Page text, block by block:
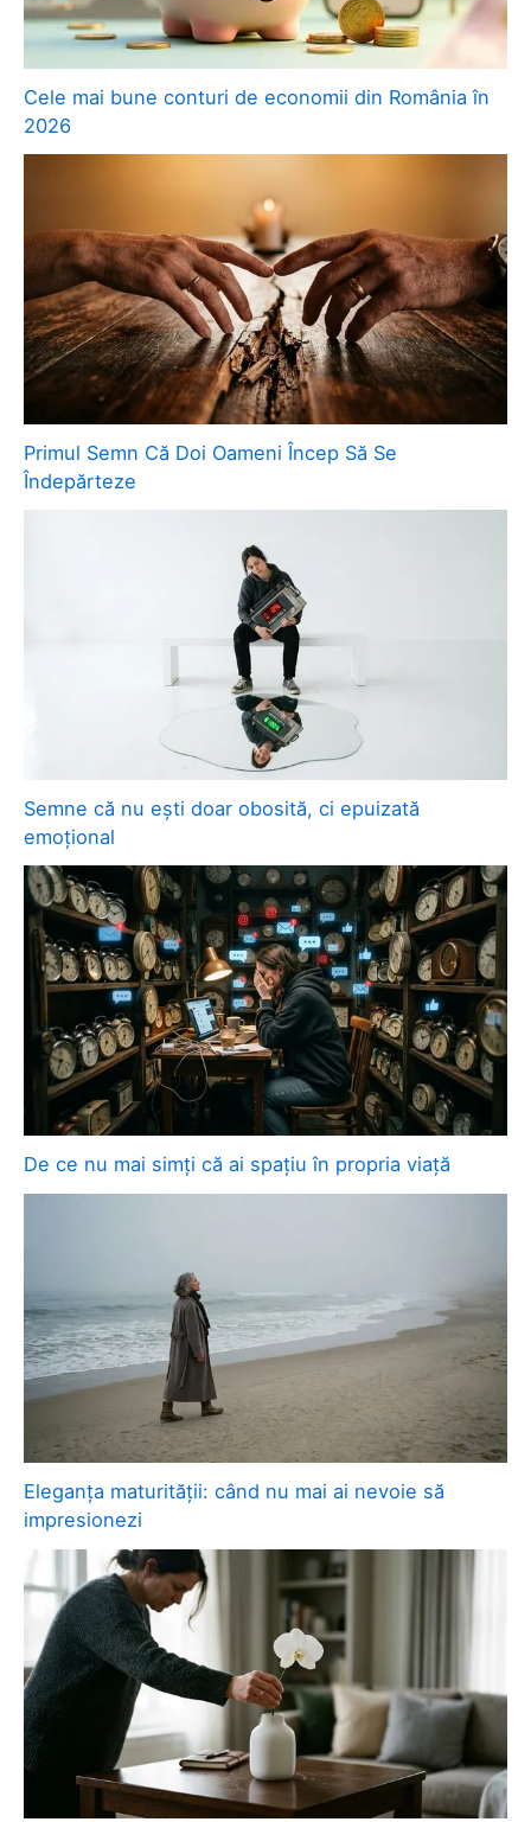
Cele mai bune conturi de economii din România în
2026
Primul Semn Că Doi Oameni Încep Să Se
Îndepărteze
Semne că nu ești doar obosită, ci epuizată
emoțional
De ce nu mai simți că ai spațiu în propria viață
Eleganța maturității: când nu mai ai nevoie să
impresionezi